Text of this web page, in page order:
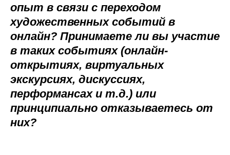
опыт в связи с переходом
художественных событий в
онлайн? Принимаете ли вы участие
в таких событиях (онлайн-
открытиях, виртуальных
экскурсиях, дискуссиях,
перформансах и т.д.) или
принципиально отказываетесь от
них?